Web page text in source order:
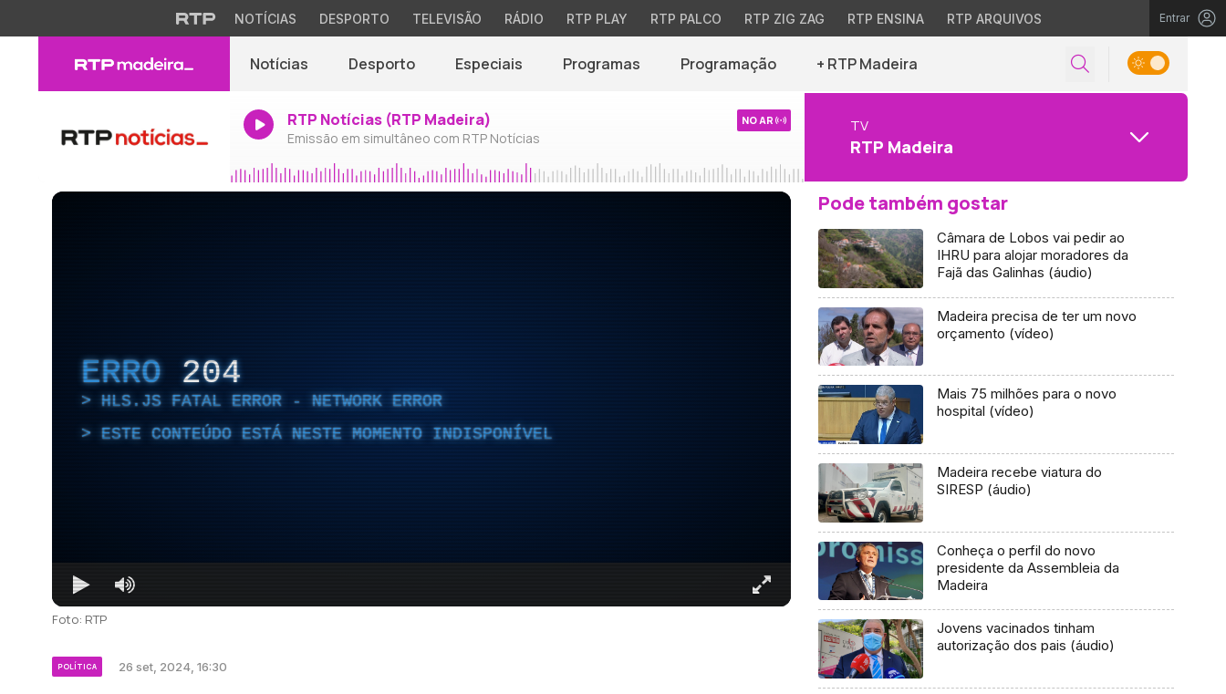
NOTÍCIAS DESPORTO TELEVISÃO RÁDIO RTP PLAY RTP PALCO RTP ZIG ZAG RTP ENSINA RTP ARQUIVOS Entrar
Notícias Desporto Especiais Programas Programação + RTP Madeira
RTP Notícias (RTP Madeira)
Emissão em simultâneo com RTP Notícias
NO AR TV
RTP Madeira
ERRO 204
HLS.JS FATAL ERROR - NETWORK ERROR
ESTE CONTEÚDO ESTÁ NESTE MOMENTO INDISPONÍVEL
Foto: RTP
POLÍTICA 26 set, 2024, 16:30
Pode também gostar
Câmara de Lobos vai pedir ao
IHRU para alojar moradores da
Fajã das Galinhas (áudio)
Madeira precisa de ter um novo
orçamento (vídeo)
Mais 75 milhões para o novo
hospital (vídeo)
Madeira recebe viatura do
SIRESP (áudio)
Conheça o perfil do novo
presidente da Assembleia da
Madeira
Jovens vacinados tinham
autorização dos pais (áudio)